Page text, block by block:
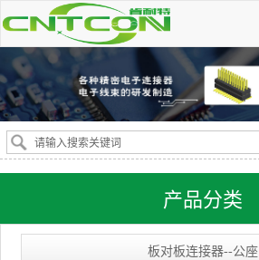
产品分类
板对板连接器--公座